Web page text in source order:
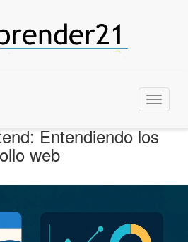
Menu
Entendiendo los
web